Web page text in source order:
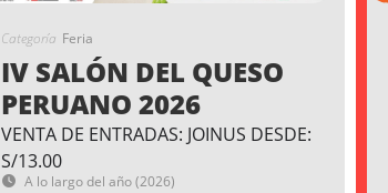
Categoría Feria
IV SALÓN DEL QUESO
PERUANO 2026
VENTA DE ENTRADAS: JOINUS DESDE:
S/13.00
A lo largo del año (2026)